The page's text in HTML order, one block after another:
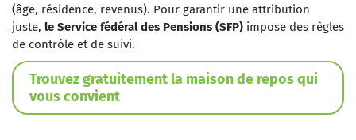
(âge, résidence, revenus). Pour garantir une attribution
juste, le Service fédéral des Pensions (SFP) impose des règles
de contrôle et de suivi.
Trouvez gratuitement la maison de repos qui
vous convient